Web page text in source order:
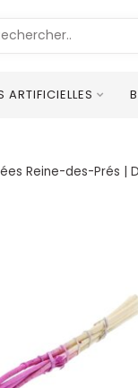
ARTIFICIELLES
Reine-des-